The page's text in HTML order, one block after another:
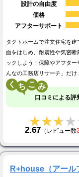
設計の自由度
価格
アフターサポート
タクトホームで注文住宅を
面をはじめ、耐震性や気密
ックしよう！保障やアフタ
んなの工務店リサーチ」だけ…
く こ
口コミによる評
2.67 （レビュー数
R+house（アール